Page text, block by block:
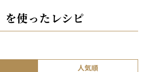
を使ったレシピ
人気順